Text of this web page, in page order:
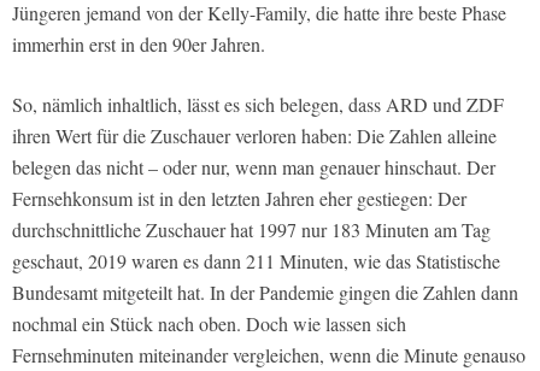
Jüngeren jemand von der Kelly-Family, die hatte ihre beste Phase
immerhin erst in den 90er Jahren.
So, nämlich inhaltlich, lässt es sich belegen, dass ARD und ZDF
ihren Wert für die Zuschauer verloren haben: Die Zahlen alleine
belegen das nicht – oder nur, wenn man genauer hinschaut. Der
Fernsehkonsum ist in den letzten Jahren eher gestiegen: Der
durchschnittliche Zuschauer hat 1997 nur 183 Minuten am Tag
geschaut, 2019 waren es dann 211 Minuten, wie das Statistische
Bundesamt mitgeteilt hat. In der Pandemie gingen die Zahlen dann
nochmal ein Stück nach oben. Doch wie lassen sich
Fernsehminuten miteinander vergleichen, wenn die Minute genauso